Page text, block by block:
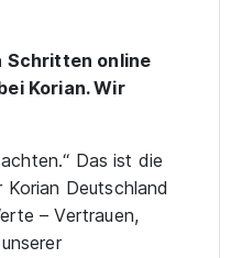
Schritten online
Korian. Wir
Das ist die
Deutschland
– Vertrauen,